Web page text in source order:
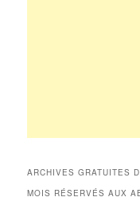
ARCHIVES GRATUITES
MOIS RÉSERVÉS AUX